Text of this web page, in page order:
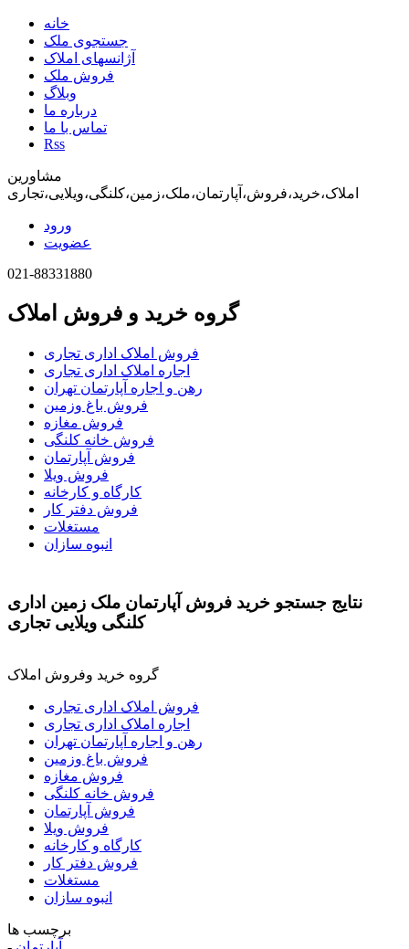
خانه
جستجوی ملک
آژانسهای املاک
فروش ملک
وبلاگ
درباره ما
تماس با ما
Rss
مشاورین
املاک،خرید،فروش،آپارتمان،ملک،زمین،کلنگی،ویلایی،تجاری
ورود
عضویت
021-88331880
گروه خرید و فروش املاک
فروش املاک اداری تجاری
اجاره املاک اداری تجاری
رهن و اجاره آپارتمان تهران
فروش باغ وزمین
فروش مغازه
فروش خانه کلنگی
فروش آپارتمان
فروش ویلا
کارگاه و کارخانه
فروش دفتر کار
مستغلات
انبوه سازان
نتايج جستجو خرید فروش آپارتمان ملک زمین اداری
کلنگی ویلایی تجاری
گروه خرید وفروش املاک
فروش املاک اداری تجاری
اجاره املاک اداری تجاری
رهن و اجاره آپارتمان تهران
فروش باغ وزمین
فروش مغازه
فروش خانه کلنگی
فروش آپارتمان
فروش ویلا
کارگاه و کارخانه
فروش دفتر کار
مستغلات
انبوه سازان
برچسب ها